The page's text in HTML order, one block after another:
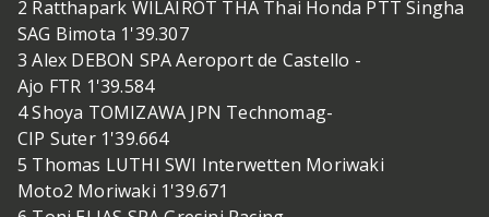
2 Ratthapark WILAIROT THA Thai Honda PTT Singha
SAG Bimota 1'39.307
3 Alex DEBON SPA Aeroport de Castello -
Ajo FTR 1'39.584
4 Shoya TOMIZAWA JPN Technomag-
CIP Suter 1'39.664
5 Thomas LUTHI SWI Interwetten Moriwaki
Moto2 Moriwaki 1'39.671